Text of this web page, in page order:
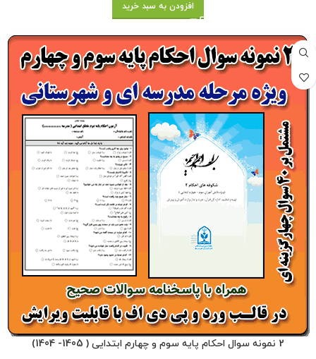
افزودن به سبد خرید
2 نمونه سوال احکام پایه سوم و چهارم ابتدایی ( 1405- 1404)